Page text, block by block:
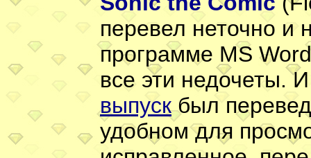
перевел неточно и
программе MS
все эти недочеты.
выпускбыл
удобном для